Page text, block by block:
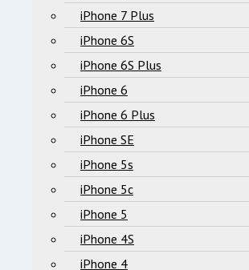
iPhone 7 Plus
iPhone 6S
iPhone 6S Plus
iPhone 6
iPhone 6 Plus
iPhone SE
iPhone 5s
iPhone 5c
iPhone 5
iPhone 4S
iPhone 4